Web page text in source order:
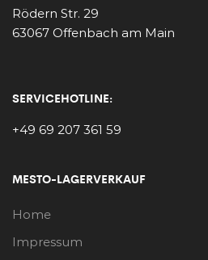
Rödern Str. 29
63067 Offenbach am Main
SERVICEHOTLINE:
+49 69 207 361 59
MESTO-LAGERVERKAUF
Home
Impressum